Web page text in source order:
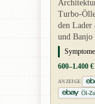
Turbo-
den Lader
und Banjo
600–1.400 €
ANZEIGE
Öl-